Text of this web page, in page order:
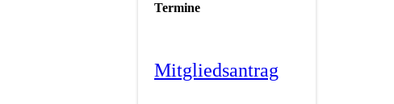
Termine
Mitgliedsantrag